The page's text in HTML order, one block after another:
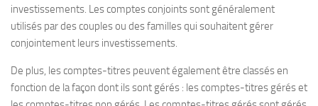
investissements. Les comptes conjoints sont généralement
utilisés par des couples ou des familles qui souhaitent gérer
conjointement leurs investissements.
De plus, les comptes-titres peuvent également être classés en
fonction de la façon dont ils sont gérés : les comptes-titres gérés et